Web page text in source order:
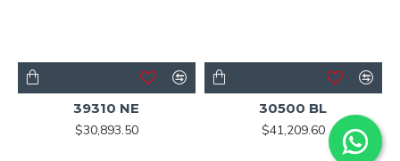
39310 NE
$30,893.50
30500 BL
$41,209.60